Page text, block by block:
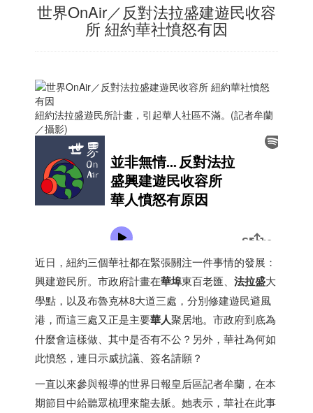
世界OnAir／反對法拉盛建遊民收容
所 紐約華社憤怒有因
紐約法拉盛遊民所計畫，引起華人社區不滿。(記者牟蘭
／攝影)
近日，紐約三個華社都在緊張關注一件事情的發展：
興建遊民所。市政府計畫在華埠東百老匯、 法拉盛大
學點，以及布魯克林8大道三處，分別修建遊民避風
港，而這三處又正是主要華人聚居地。市政府到底為
什麼會這樣做、其中是否有不公？另外，華社為何如
此憤怒，連日示威抗議、簽名請願？
一直以來參與報導的世界日報皇后區記者牟蘭，在本
期節目中給聽眾梳理來龍去脈。她表示，華社在此事